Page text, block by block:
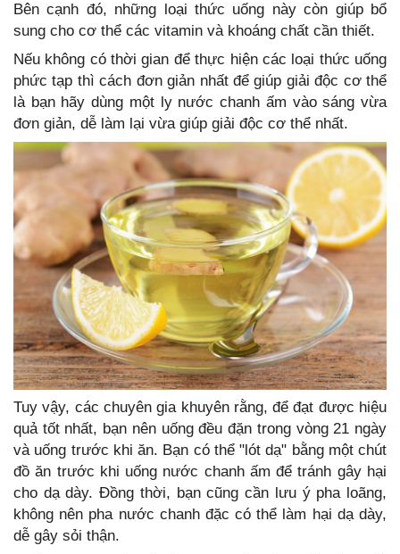
Bên cạnh đó, những loại thức uống này còn giúp bổ
sung cho cơ thể các vitamin và khoáng chất cần thiết.
Nếu không có thời gian để thực hiện các loại thức uống
phức tạp thì cách đơn giản nhất để giúp giải độc cơ thể
là bạn hãy dùng một ly nước chanh ấm vào sáng vừa
đơn giản, dễ làm lại vừa giúp giải độc cơ thể nhất.
Tuy vậy, các chuyên gia khuyên rằng, để đạt được hiệu
quả tốt nhất, bạn nên uống đều đặn trong vòng 21 ngày
và uống trước khi ăn. Bạn có thể "lót dạ" bằng một chút
đồ ăn trước khi uống nước chanh ấm để tránh gây hại
cho dạ dày. Đồng thời, bạn cũng cần lưu ý pha loãng,
không nên pha nước chanh đặc có thể làm hại dạ dày,
dễ gây sỏi thận.